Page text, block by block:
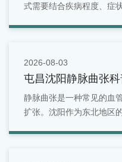
式需要结合疾病程度、症
2026-08-03
屯昌沈阳静脉曲张
你的健康血管
静脉曲张是一种常见的血
扩张。沈阳作为东北地区